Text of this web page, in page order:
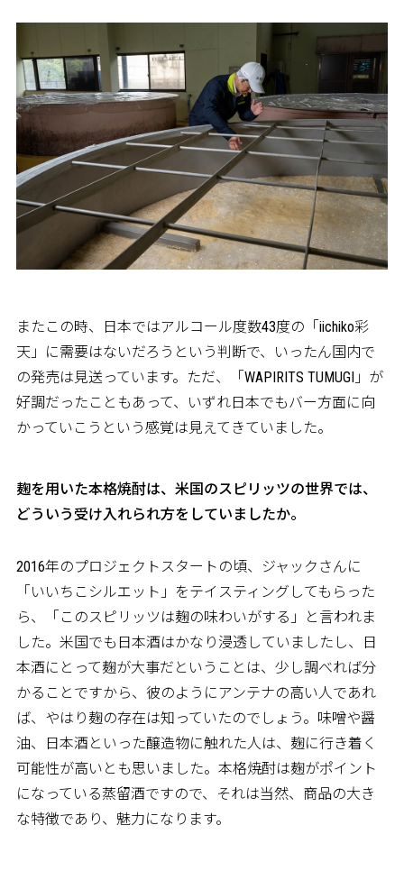
またこの時、日本ではアルコール度数43度の「iichiko彩
天」に需要はないだろうという判断で、いったん国内で
の発売は見送っています。ただ、「WAPIRITS TUMUGI」が
好調だったこともあって、いずれ日本でもバー方面に向
かっていこうという感覚は見えてきていました。
――麹を用いた本格焼酎は、米国のスピリッツの世界では、
どういう受け入れられ方をしていましたか。
2016年のプロジェクトスタートの頃、ジャックさんに
「いいちこシルエット」をテイスティングしてもらった
ら、「このスピリッツは麹の味わいがする」と言われま
した。米国でも日本酒はかなり浸透していましたし、日
本酒にとって麹が大事だということは、少し調べれば分
かることですから、彼のようにアンテナの高い人であれ
ば、やはり麹の存在は知っていたのでしょう。味噌や醤
油、日本酒といった醸造物に触れた人は、麹に行き着く
可能性が高いとも思いました。本格焼酎は麹がポイント
になっている蒸留酒ですので、それは当然、商品の大き
な特徴であり、魅力になります。